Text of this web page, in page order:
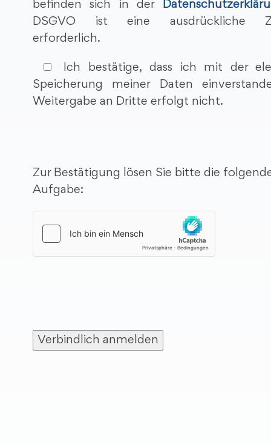
befinden sich in der
DSGVO ist eine ausdrückliche
erforderlich.
Ich bestätige, dass ich mit der
Speicherung meiner Daten
Weitergabe an Dritte erfolgt nicht.
Zur Bestätigung lösen Sie bitte die
Aufgabe: